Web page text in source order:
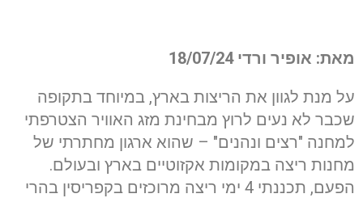
מאת: אופיר ורדי 18/07/24
על מנת לגוון את הריצות בארץ, במיוחד בתקופה
שכבר לא נעים לרוץ מבחינת מזג האוויר הצטרפתי
למחנה "רצים ונהנים" – שהוא ארגון מחתרתי של
מחנות ריצה במקומות אקזוטיים בארץ ובעולם.
הפעם, תכננתי 4 ימי ריצה מרוכזים בקפריסין בהרי